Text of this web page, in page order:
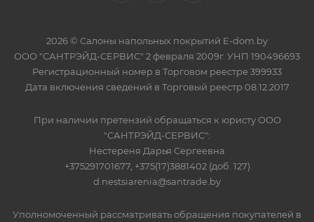
2026 © Салоны напольных покрытий E-dom.by
ООО "САНТРЭЙД-СЕРВИС" 2 февраля 2009г. УНП 190496693
Регистрационный номер в Торговом реестре 399933
Дата включения сведений в Торговый реестр 08.12.2017
При наличии претензий обращаться к юристу ООО
"САНТРЭЙД-СЕРВИС":
Нестереня Дарья Сергеевна
+375291701677, +375(17)3881402 (доб. 127)
d.nestsiarenia@santrade.by
Уполномоченный рассматривать обращения покупателей в